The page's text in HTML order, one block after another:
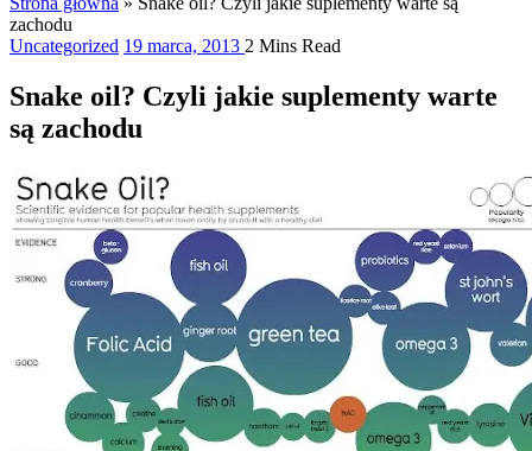
zachodu
Uncategorized 19 marca, 2013 2 Mins Read
Snake oil? Czyli jakie suplementy warte
są zachodu